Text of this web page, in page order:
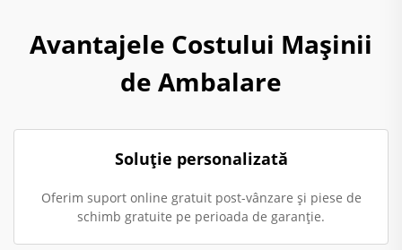
Avantajele Costului Mașinii
de Ambalare
Soluție personalizată
Oferim suport online gratuit post-vânzare și piese de
schimb gratuite pe perioada de garanție.